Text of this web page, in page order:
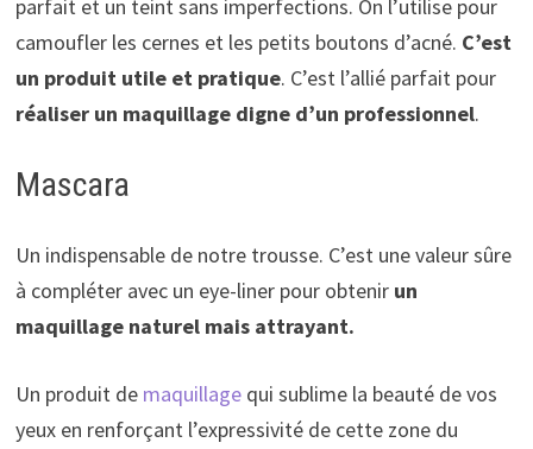
parfait et un teint sans imperfections. On l’utilise pour
camoufler les cernes et les petits boutons d’acné. C’est
un produit utile et pratique. C’est l’allié parfait pour
réaliser un maquillage digne d’un professionnel.
Mascara
Un indispensable de notre trousse. C’est une valeur sûre
à compléter avec un eye-liner pour obtenir un
maquillage naturel mais attrayant.
Un produit de maquillagequi sublime la beauté de vos
yeux en renforçant l’expressivité de cette zone du